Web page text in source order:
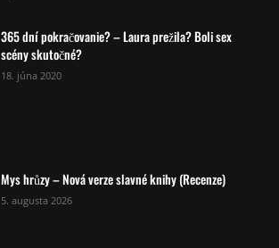
365 dní pokračovanie? – Laura prežila? Boli sex
scény skutočné?
18. júna 2020
Mys hrůzy – Nová verze slavné knihy (Recenze)
5. augusta 2026